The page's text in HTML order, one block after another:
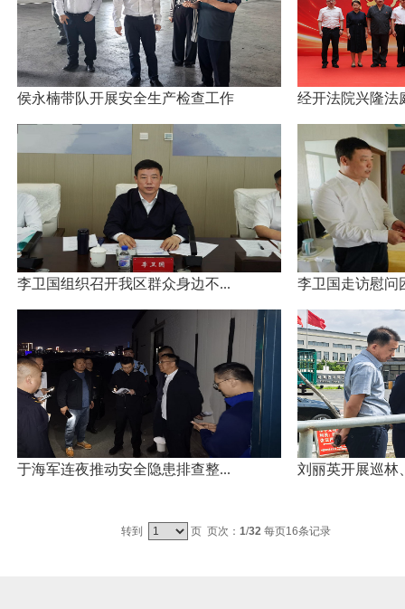
侯永楠带队开展安全生产检查工作 经开法院兴隆法
李卫国组织召开我区群众身边不... 李卫国走访慰问
于海军连夜推动安全隐患排查整... 刘丽英开展巡林
转到 页 页次： 1/32 每页16条记录